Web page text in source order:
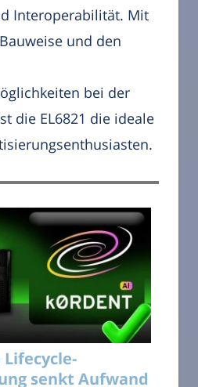
Interoperabilität. Mit
und den
bei der
die EL6821 die ideale
senkt Aufwand